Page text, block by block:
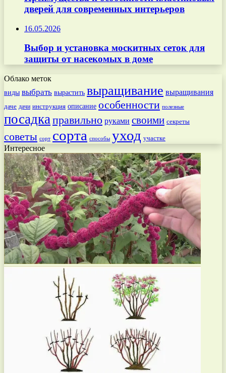
дверей для современных интерьеров
16.05.2026
Выбор и установка москитных сеток для
защиты от насекомых в доме
Облако меток
виды выбрать вырастить выращивание выращивания
даче дачи инструкция описание особенности полезные
посадкаправильно руками своими секреты
советы сорт сорта способы уход участке
Интересное